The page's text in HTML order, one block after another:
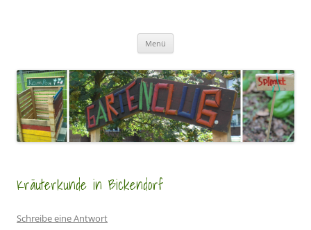
Menü
Kräuterkunde in Bickendorf
Schreibe eine Antwort